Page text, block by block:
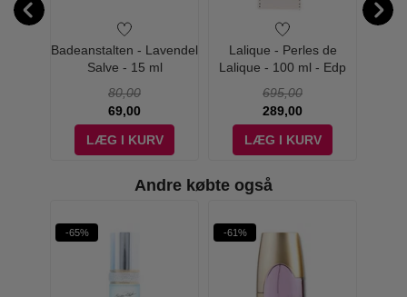
Badeanstalten - Lavendel
Salve - 15 ml
80,00
69,00
LÆG I KURV
Lalique - Perles de
Lalique - 100 ml - Edp
695,00
289,00
LÆG I KURV
Andre købte også
-65% -61%